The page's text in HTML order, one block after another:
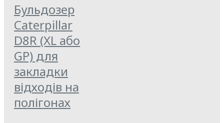
Бульдозер
Caterpillar
D8R (XL або
GP) для
закладки
відходів на
полігонах